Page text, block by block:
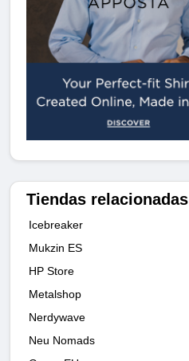
Tiendas relacionadas
Icebreaker
Mukzin ES
HP Store
Metalshop
Nerdywave
Neu Nomads